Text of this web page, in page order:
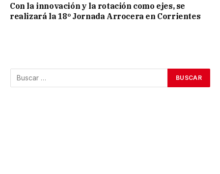
Con la innovación y la rotación como ejes, se
realizará la 18º Jornada Arrocera en Corrientes